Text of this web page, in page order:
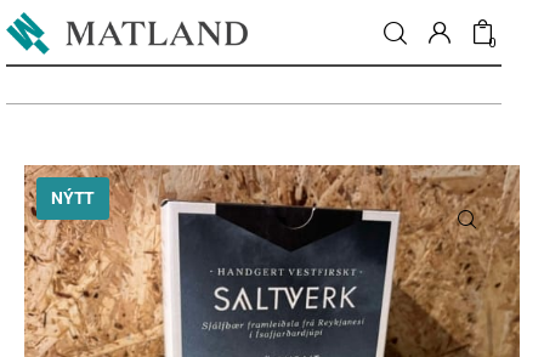
0
Fréttir
Matur & drykkur
Menning
NÝTT